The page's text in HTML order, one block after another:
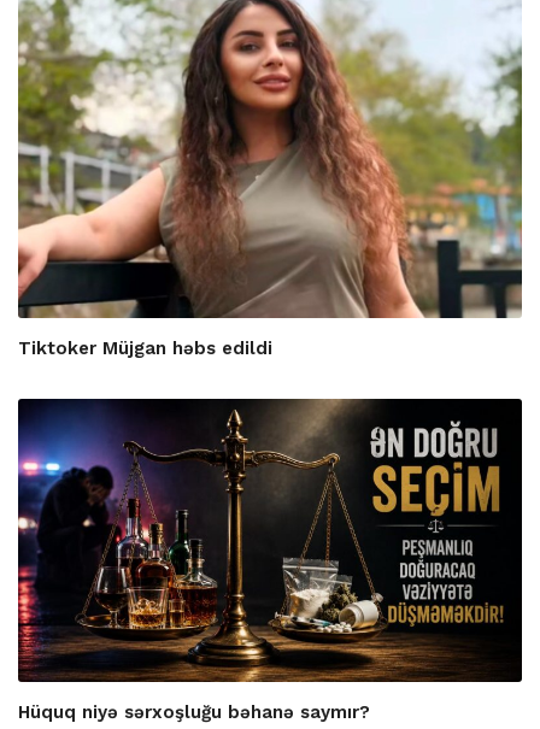
Tiktoker Müjgan həbs edildi
Hüquq niyə sərxoşluğu bəhanə saymır?